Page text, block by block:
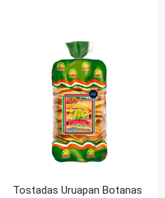
Tostadas Uruapan Botanas